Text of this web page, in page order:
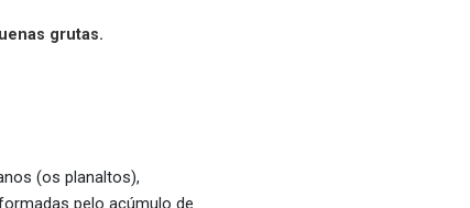
grutas.
(os planaltos),
pelo acúmulo de